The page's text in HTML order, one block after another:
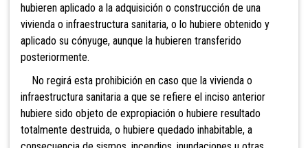
hubieren aplicado a la adquisición o construcción de una
vivienda o infraestructura sanitaria, o lo hubiere obtenido y
aplicado su cónyuge, aunque la hubieren transferido
posteriormente.
No regirá esta prohibición en caso que la vivienda o
infraestructura sanitaria a que se refiere el inciso anterior
hubiere sido objeto de expropiación o hubiere resultado
totalmente destruida, o hubiere quedado inhabitable, a